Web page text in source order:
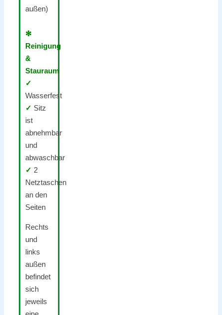
außen)
✻
Reinigung
&
Stauraum
✓
Wasserfest
✓ Sitz
ist
abnehmbar
und
abwaschbar
✓ 2
Netztaschen
an den
Seiten
Rechts
und
links
außen
befindet
sich
jeweils